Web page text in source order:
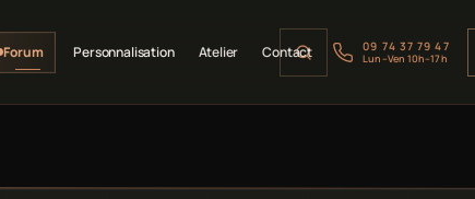
Forum Personnalisation Atelier Contact 09 74 37 79 47
Lun–Ven 10h–17h